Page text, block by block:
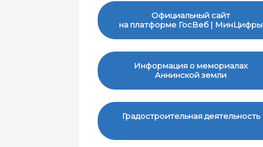
Официальный сайт
на платформе ГосВеб | МинЦифры
Информация о мемориалах
Аннинской земли
Градостроительная деятельность